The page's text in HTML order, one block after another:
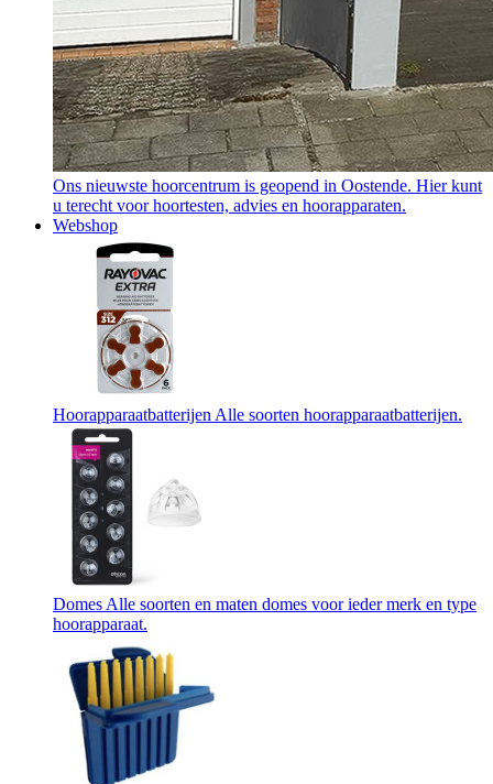
Ons nieuwste hoorcentrum is geopend in Oostende. Hier kunt
u terecht voor hoortesten, advies en hoorapparaten.
Webshop
Hoorapparaatbatterijen Alle soorten hoorapparaatbatterijen.
Domes Alle soorten en maten domes voor ieder merk en type
hoorapparaat.